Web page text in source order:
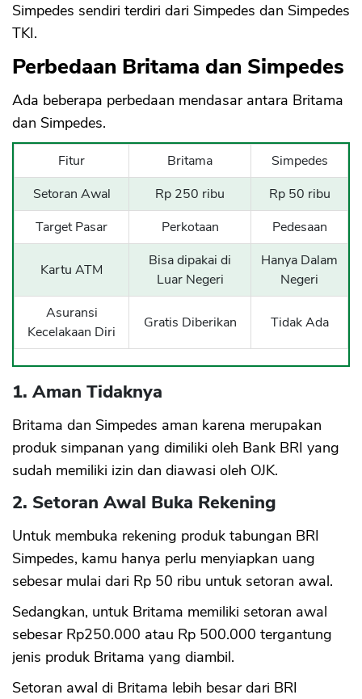
Simpedes sendiri terdiri dari Simpedes dan Simpedes
TKI.
Perbedaan Britama dan Simpedes
Ada beberapa perbedaan mendasar antara Britama
dan Simpedes.
Fitur Britama
Simpedes
Setoran Awal
Rp 250 ribu
Rp 50 ribu
Target Pasar
Perkotaan Pedesaan
Kartu ATM
Bisa dipakai di
Luar Negeri
Hanya Dalam
Negeri
Asuransi
Kecelakaan Diri
Gratis Diberikan Tidak Ada
1. Aman Tidaknya
Britama dan Simpedes aman karena merupakan
produk simpanan yang dimiliki oleh Bank BRI yang
sudah memiliki izin dan diawasi oleh OJK.
2. Setoran Awal Buka Rekening
Untuk membuka rekening produk tabungan BRI
Simpedes, kamu hanya perlu menyiapkan uang
sebesar mulai dari Rp 50 ribu untuk setoran awal.
Sedangkan, untuk Britama memiliki setoran awal
sebesar Rp250.000 atau Rp 500.000 tergantung
jenis produk Britama yang diambil.
Setoran awal di Britama lebih besar dari BRI